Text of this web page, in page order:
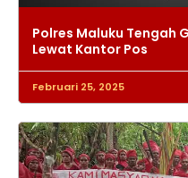
Polres Maluku Tengah
Lewat Kantor Pos
Februari 25, 2025